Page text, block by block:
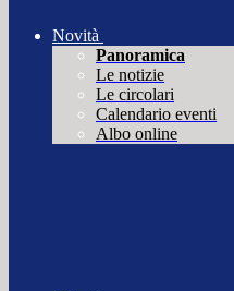
Novità
Panoramica
Le notizie
Le circolari
Calendario eventi
Albo online